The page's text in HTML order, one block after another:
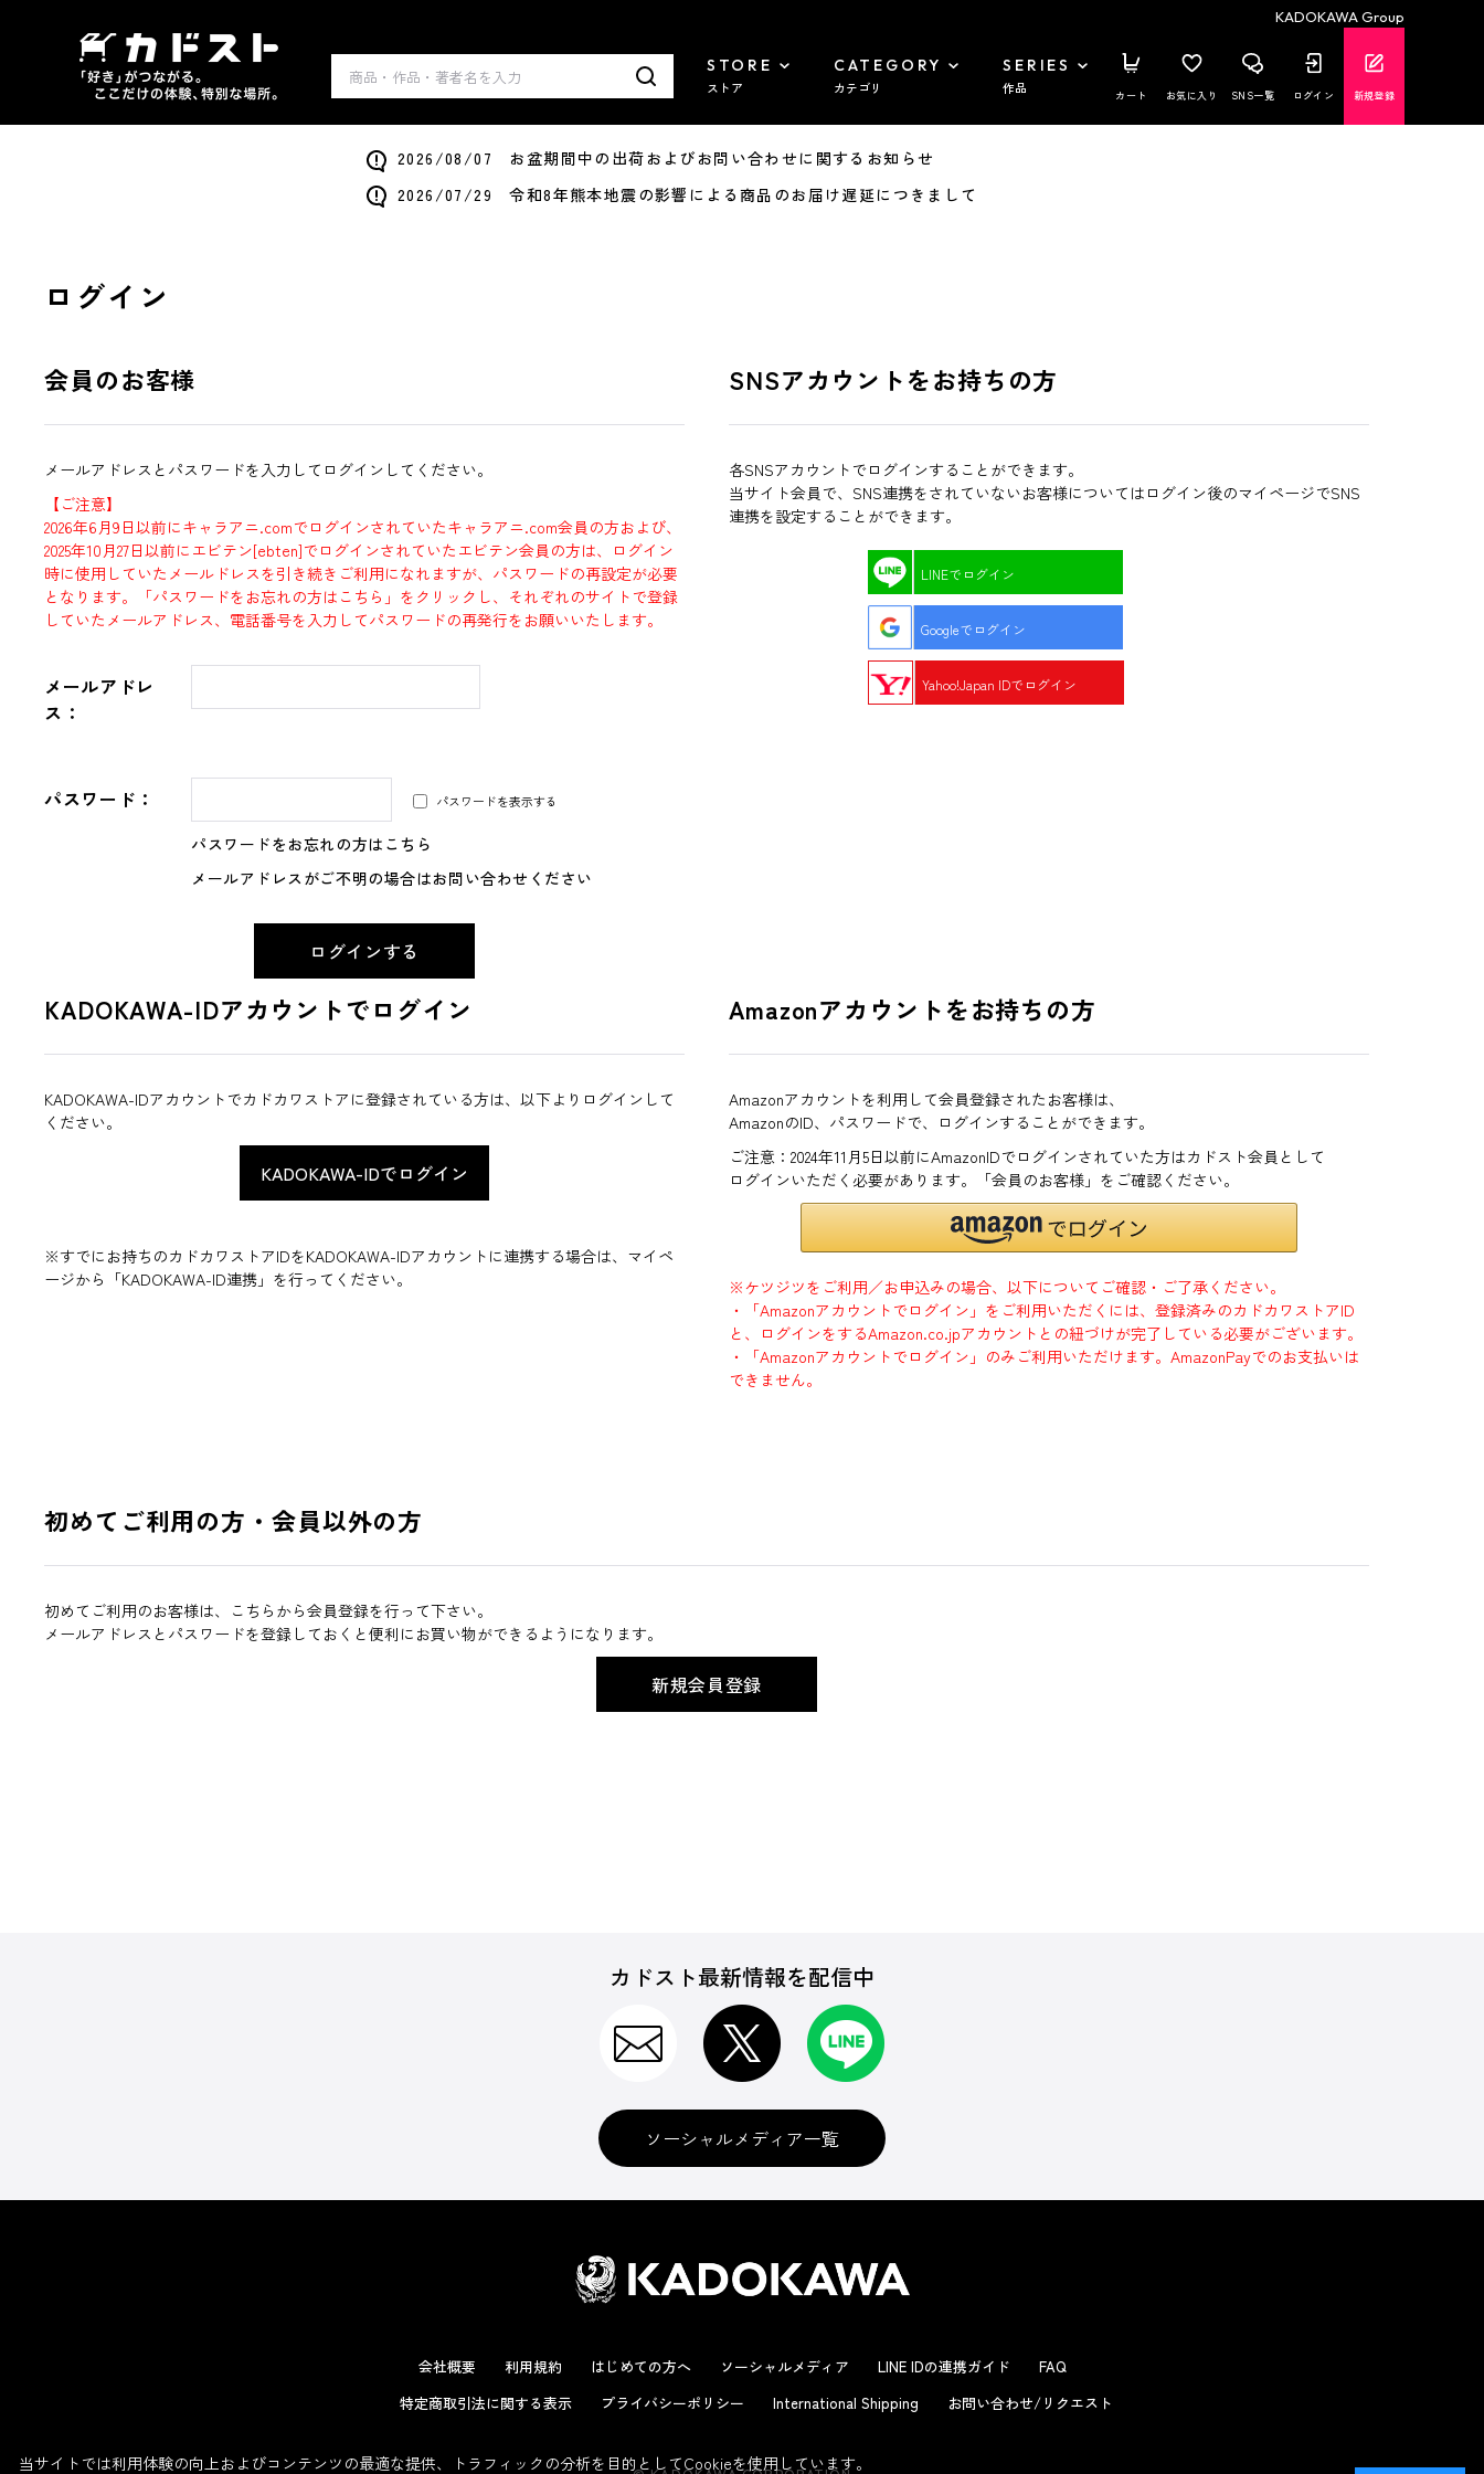
KADOKAWA Group
STORE
ストア
CATEGORY
カテゴリ
SERIES
作品 カート お気に入り SNS一覧 ログイン 新規登録
2026/08/07 お盆期間中の出荷およびお問い合わせに関するお知らせ
2026/07/29 令和8年熊本地震の影響による商品のお届け遅延につきまして
ログイン
会員のお客様
メールアドレスとパスワードを入力してログインしてください。
【ご注意】
2026年6月9日以前にキャラアニ.comでログインされていたキャラアニ.com会員の方および、
2025年10月27日以前にエビテン[ebten]でログインされていたエビテン会員の方は、ログイン
時に使用していたメールドレスを引き続きご利用になれますが、パスワードの再設定が必要
となります。「パスワードをお忘れの方はこちら」をクリックし、それぞれのサイトで登録
していたメールアドレス、電話番号を入力してパスワードの再発行をお願いいたします。
メールアドレ
ス：
パスワード： パスワードを表示する
パスワードをお忘れの方はこちら
メールアドレスがご不明の場合はお問い合わせください
KADOKAWA-IDアカウントでログイン
KADOKAWA-IDアカウントでカドカワストアに登録されている方は、以下よりログインして
ください。
※すでにお持ちのカドカワストアIDをKADOKAWA-IDアカウントに連携する場合は、マイペ
ージから「KADOKAWA-ID連携」を行ってください。
SNSアカウントをお持ちの方
各SNSアカウントでログインすることができます。
当サイト会員で、SNS連携をされていないお客様についてはログイン後のマイページでSNS
連携を設定することができます。
LINEでログイン
Googleでログイン
Yahoo!Japan IDでログイン
Amazonアカウントをお持ちの方
Amazonアカウントを利用して会員登録されたお客様は、
AmazonのID、パスワードで、ログインすることができます。
ご注意：2024年11月5日以前にAmazonIDでログインされていた方はカドスト会員として
ログインいただく必要があります。「会員のお客様」をご確認ください。
※ケツジツをご利用／お申込みの場合、以下についてご確認・ご了承ください。
・「Amazonアカウントでログイン」をご利用いただくには、登録済みのカドカワストアID
と、ログインをするAmazon.co.jpアカウントとの紐づけが完了している必要がございます。
・「Amazonアカウントでログイン」のみご利用いただけます。AmazonPayでのお支払いは
できません。
初めてご利用の方・会員以外の方
初めてご利用のお客様は、こちらから会員登録を行って下さい。
メールアドレスとパスワードを登録しておくと便利にお買い物ができるようになります。
カドスト最新情報を配信中
ソーシャルメディア一覧
会社概要 利用規約 はじめての方へ ソーシャルメディア LINE IDの連携ガイド
FAQ
特定商取引法に関する表示
プライバシーポリシー International Shipping お問い合わせ/リクエスト
当サイトでは利用体験の向上およびコンテンツの最適な提供、トラフィックの分析を目的としてCookieを使用しています。